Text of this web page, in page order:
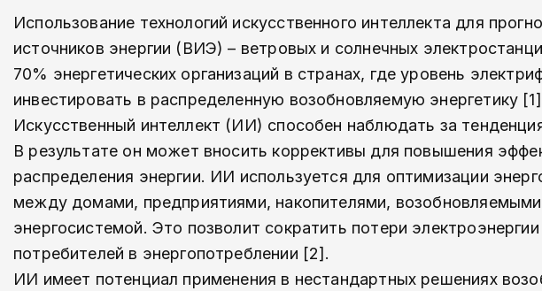
Использование технологий искусственного интеллекта для
источников энергии (ВИЭ) – ветровых и солнечных
70% энергетических организаций в странах, где уровень
инвестировать в распределенную возобновляемую энергетику
Искусственный интеллект (ИИ) способен наблюдать за
В результате он может вносить коррективы для повышения
распределения энергии. ИИ используется для оптимизации
между домами, предприятиями, накопителями,
энергосистемой. Это позволит сократить потери
потребителей в энергопотреблении [2].
ИИ имеет потенциал применения в нестандартных решениях